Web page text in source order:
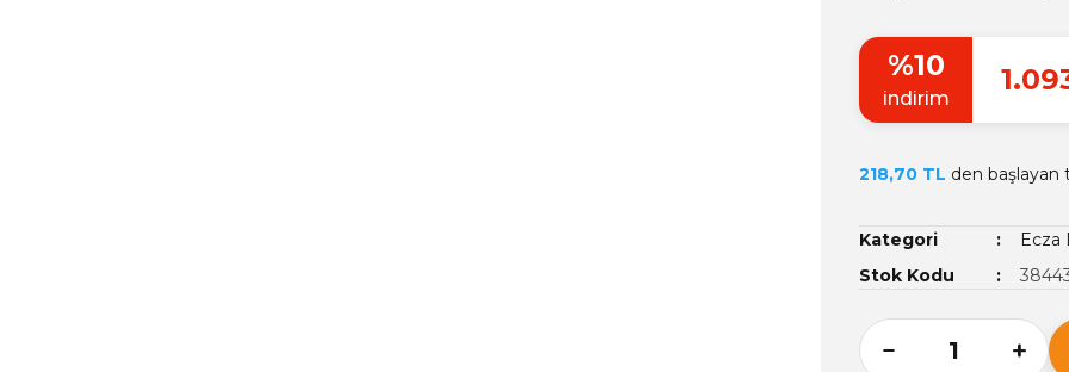
%10
indirim
218,70 TL den başlayan
Kategori
Ecza
Stok Kodu